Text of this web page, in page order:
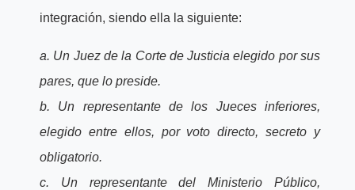
integración, siendo ella la siguiente:
a. Un Juez de la Corte de Justicia elegido por sus
pares, que lo preside.
b. Un representante de los Jueces inferiores,
elegido entre ellos, por voto directo, secreto y
obligatorio.
c. Un representante del Ministerio Público,